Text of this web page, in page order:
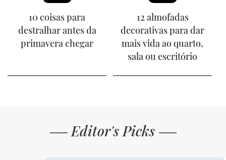
10 coisas para
destralhar antes da
primavera chegar
12 almofadas
decorativas para dar
mais vida ao quarto,
sala ou escritório
Editor's Picks